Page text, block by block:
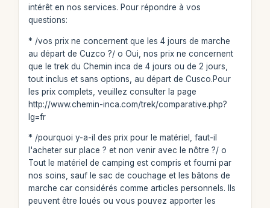
intérêt en nos services. Pour répondre à vos
questions:
* /vos prix ne concernent que les 4 jours de marche
au départ de Cuzco ?/ o Oui, nos prix ne concernent
que le trek du Chemin inca de 4 jours ou de 2 jours,
tout inclus et sans options, au départ de Cusco.Pour
les prix complets, veuillez consulter la page
http://www.chemin-inca.com/trek/comparative.php?
lg=fr
* /pourquoi y-a-il des prix pour le matériel, faut-il
l'acheter sur place ? et non venir avec le nôtre ?/ o
Tout le matériel de camping est compris et fourni par
nos soins, sauf le sac de couchage et les bâtons de
marche car considérés comme articles personnels. Ils
peuvent être loués ou vous pouvez apporter les